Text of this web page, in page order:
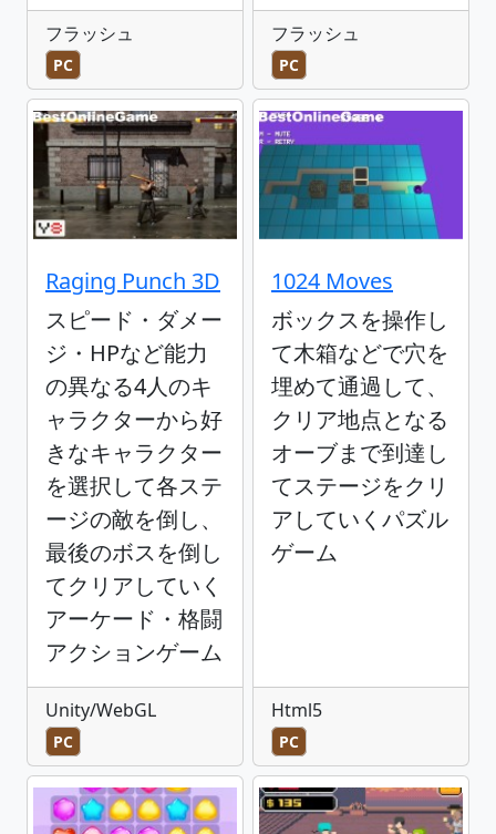
フラッシュ
PC
フラッシュ
PC
Raging Punch 3D
スピード・ダメー
ジ・HPなど能力
の異なる4人のキ
ャラクターから好
きなキャラクター
を選択して各ステ
ージの敵を倒し、
最後のボスを倒し
てクリアしていく
アーケード・格闘
アクションゲーム
Unity/WebGL
PC
1024 Moves
ボックスを操作し
て木箱などで穴を
埋めて通過して、
クリア地点となる
オーブまで到達し
てステージをクリ
アしていくパズル
ゲーム
Html5
PC